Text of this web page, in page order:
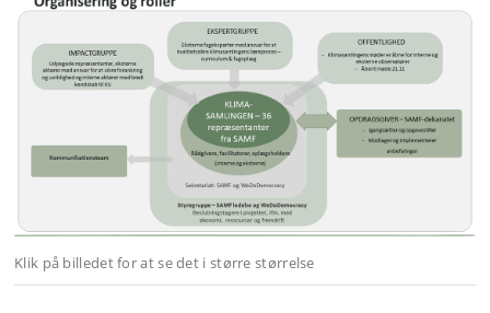
Klik på billedet for at se det i større størrelse